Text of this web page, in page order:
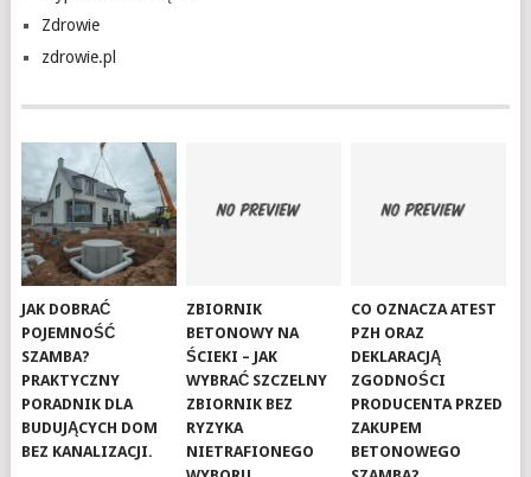
Zdrowie
zdrowie.pl
JAK DOBRAĆ
POJEMNOŚĆ
SZAMBA?
PRAKTYCZNY
PORADNIK DLA
BUDUJĄCYCH DOM
BEZ KANALIZACJI.
ZBIORNIK
BETONOWY NA
ŚCIEKI – JAK
WYBRAĆ SZCZELNY
ZBIORNIK BEZ
RYZYKA
NIETRAFIONEGO
CO OZNACZA ATEST
PZH ORAZ
DEKLARACJĄ
ZGODNOŚCI
PRODUCENTA PRZED
ZAKUPEM
BETONOWEGO